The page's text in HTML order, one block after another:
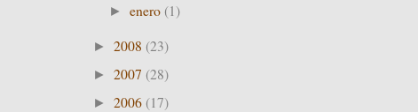
►enero (1)
► 2008 (23)
► 2007 (28)
► 2006 (17)